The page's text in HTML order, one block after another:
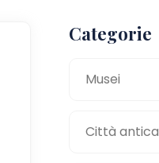
Categorie
Musei
Città antica